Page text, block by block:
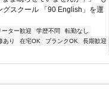
グスクール 「90 English」を運
ーター歓迎 学歴不問
転勤なし
あり 在宅OK ブランクOK
長期歓迎